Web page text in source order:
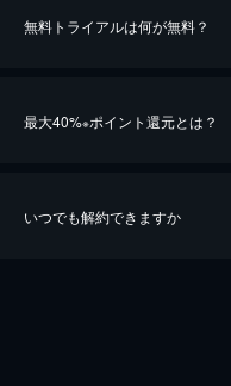
無料トライアルは何が無料？
最大40%※ポイント還元とは？
いつでも解約できますか